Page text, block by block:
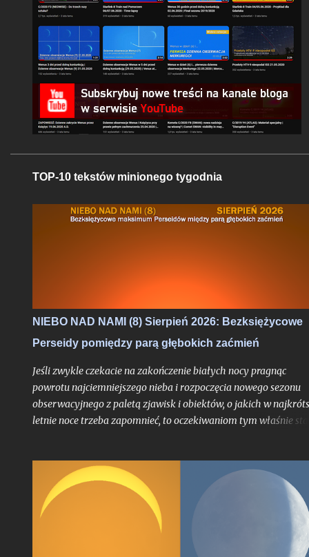
TOP-10 tekstów minionego tygodnia
NIEBO NAD NAMI (8) Sierpień 2026: Bezksiężycowe
Perseidy pomiędzy parą głębokich zaćmień
Jeśli zwykle czekacie na zakończenie białych nocy pragnąc
powrotu najciemniejszego nieba i rozpoczęcia nowego sezonu
obserwacyjnego z paletą zjawisk i obiektów, o jakich w
letnie noce trzeba zapomnieć, to oczekiwaniom tym właśnie
tym roku, trudno bowiem w najnowszej historii znaleźć
przypadek takiego sierpnia, który wiązałby się z
kumulacją wspaniałości na skalę jak w 2026 roku. O ile bowiem
najsłynniejszy rój meteorów nie jest dla tego miesiąca
tyle fakt, że będzie on otoczony bardzo głębokimi zaćmieniami
zarówno Słońca jak i Księżyca - to już nawarstwienie zjawisk